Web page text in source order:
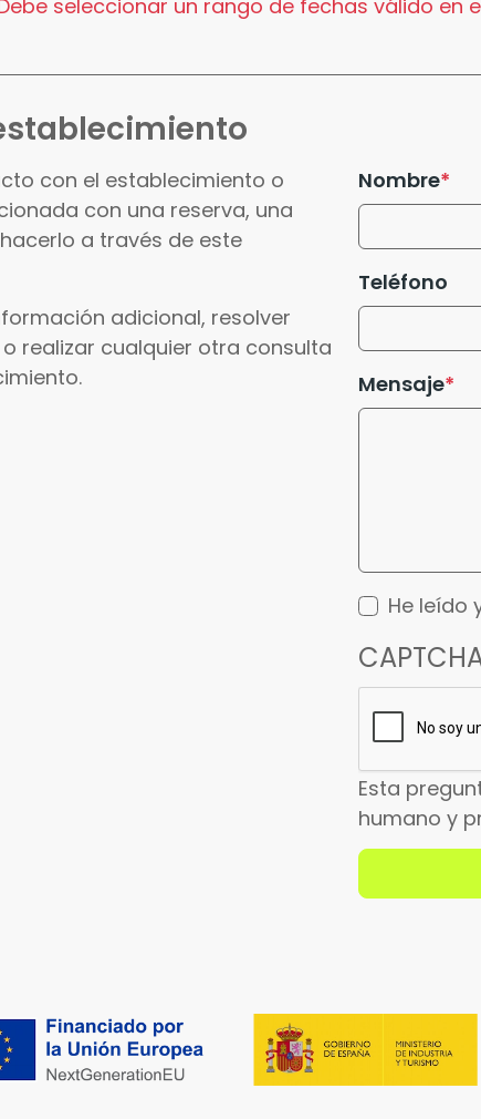
seleccionar un rango de fechas válido en
con el establecimiento o
con una reserva, una
a través de este
adicional, resolver
realizar cualquier otra consulta
Nombre
Teléfono
Mensaje
He leído
Esta
humano y